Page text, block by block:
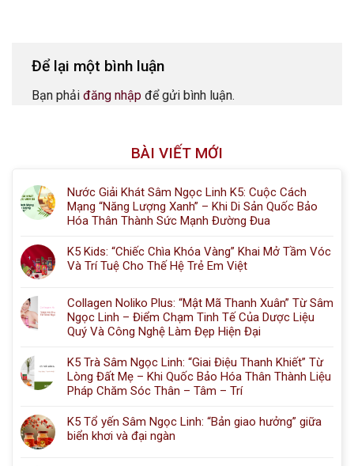
Để lại một bình luận
Bạn phải đăng nhập để gửi bình luận.
BÀI VIẾT MỚI
Nước Giải Khát Sâm Ngọc Linh K5: Cuộc Cách
Mạng “Năng Lượng Xanh” – Khi Di Sản Quốc Bảo
Hóa Thân Thành Sức Mạnh Đường Đua
K5 Kids: “Chiếc Chìa Khóa Vàng” Khai Mở Tầm Vóc
Và Trí Tuệ Cho Thế Hệ Trẻ Em Việt
Collagen Noliko Plus: “Mật Mã Thanh Xuân” Từ Sâm
Ngọc Linh – Điểm Chạm Tinh Tế Của Dược Liệu
Quý Và Công Nghệ Làm Đẹp Hiện Đại
K5 Trà Sâm Ngọc Linh: “Giai Điệu Thanh Khiết” Từ
Lòng Đất Mẹ – Khi Quốc Bảo Hóa Thân Thành Liệu
Pháp Chăm Sóc Thân – Tâm – Trí
K5 Tổ yến Sâm Ngọc Linh: “Bản giao hưởng” giữa
biển khơi và đại ngàn